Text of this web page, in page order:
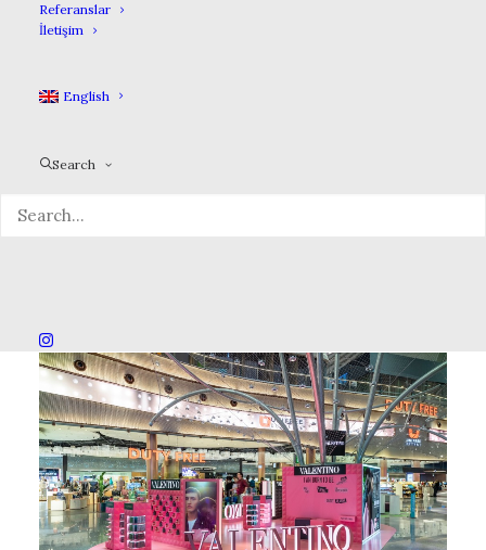
Referanslar
İletişim
English
Search